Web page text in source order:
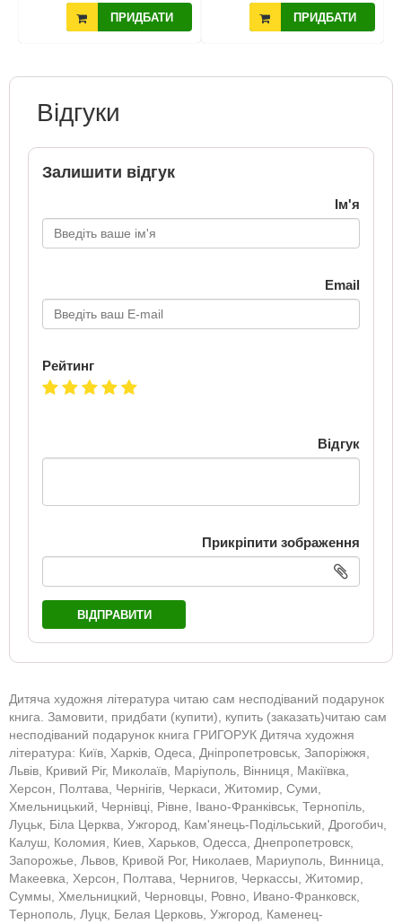
ПРИДБАТИ ПРИДБАТИ
Відгуки
Залишити відгук
Ім'я
Email
Рейтинг
Відгук
Прикріпити зображення
ВІДПРАВИТИ
Дитяча художня література читаю сам несподіваний подарунок
книга. Замовити, придбати (купити), купить (заказать)читаю сам
несподіваний подарунок книга ГРИГОРУК Дитяча художня
література: Київ, Харків, Одеса, Дніпропетровськ, Запоріжжя,
Львів, Кривий Ріг, Миколаїв, Маріуполь, Вінниця, Макіївка,
Херсон, Полтава, Чернігів, Черкаси, Житомир, Суми,
Хмельницький, Чернівці, Рівне, Івано-Франківськ, Тернопіль,
Луцьк, Біла Церква, Ужгород, Кам'янець-Подільський, Дрогобич,
Калуш, Коломия, Киев, Харьков, Одесса, Днепропетровск,
Запорожье, Львов, Кривой Рог, Николаев, Мариуполь, Винница,
Макеевка, Херсон, Полтава, Чернигов, Черкассы, Житомир,
Суммы, Хмельницкий, Черновцы, Ровно, Ивано-Франковск,
Тернополь, Луцк, Белая Церковь, Ужгород, Каменец-